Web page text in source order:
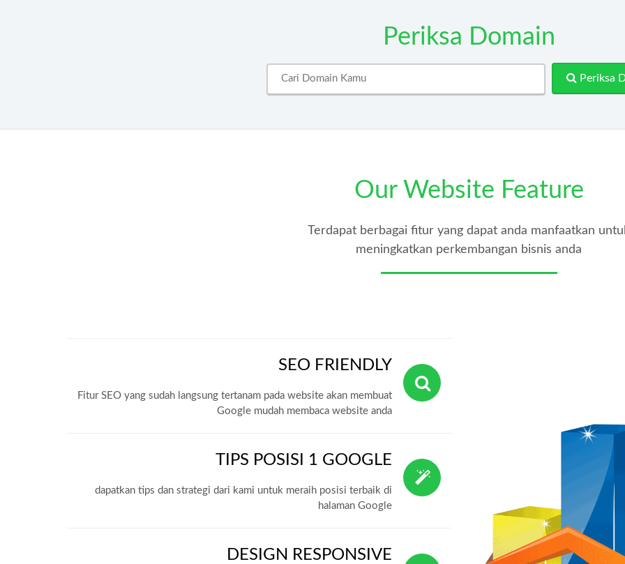
Periksa Domain
Periksa
Our Website Feature
Terdapat berbagai fitur yang dapat anda manfaatkan
meningkatkan perkembangan bisnis anda
SEO FRIENDLY
Fitur SEO yang sudah langsung tertanam pada website akan membuat
Google mudah membaca website anda
TIPS POSISI 1 GOOGLE
dapatkan tips dan strategi dari kami untuk meraih posisi terbaik di
halaman Google
DESIGN RESPONSIVE